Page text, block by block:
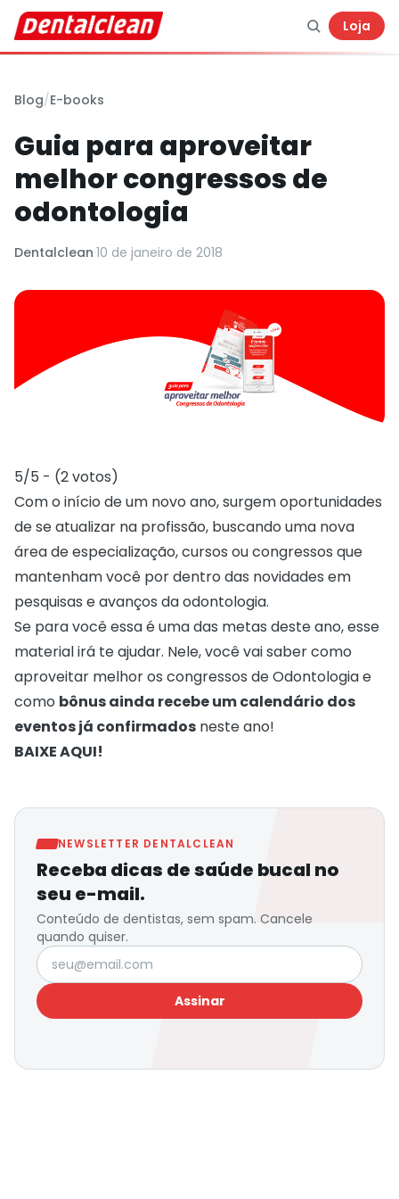
Loja
Blog/E-books
Guia para aproveitar
melhor congressos de
odontologia
Dentalclean·10 de janeiro de 2018
5/5 - (2 votos)
Com o início de um novo ano, surgem oportunidades
de se atualizar na profissão, buscando uma nova
área de especialização, cursos ou congressos que
mantenham você por dentro das novidades em
pesquisas e avanços da odontologia.
Se para você essa é uma das metas deste ano, esse
material irá te ajudar. Nele, você vai saber como
aproveitar melhor os congressos de Odontologia e
como bônus ainda recebe um calendário dos
eventos já confirmados neste ano!
BAIXE AQUI!
NEWSLETTER DENTALCLEAN
Receba dicas de saúde bucal no
seu e-mail.
Conteúdo de dentistas, sem spam. Cancele
quando quiser.
Seu e-mail
Assinar